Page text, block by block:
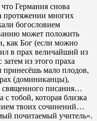
Германия снова
протяжении многих
богословием
может положить
как Бог (если можно
в прах величайший из
из этого праха
принесёшь мало плодов,
(доминиканцы),
священного писания…
с тобой, которая близка
твоих сочинений…
почитаемый учитель».